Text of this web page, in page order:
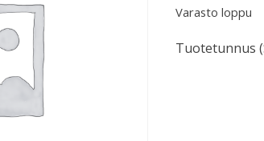
Varasto loppu
Tuotetunnus